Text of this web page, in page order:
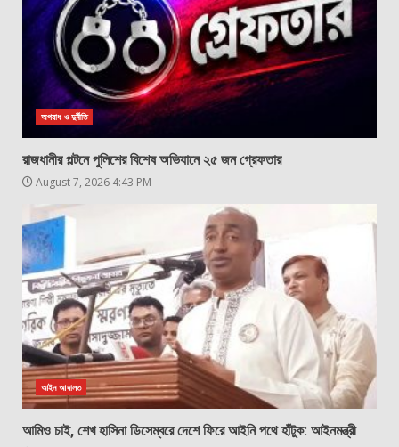
অপরাধ ও দুর্নীতি
রাজধানীর পল্টনে পুলিশের বিশেষ অভিযানে ২৫ জন গ্রেফতার
August 7, 2026 4:43 PM
আইন আদালত
আমিও চাই, শেখ হাসিনা ডিসেম্বরে দেশে ফিরে আইনি পথে হাঁটুক: আইনমন্ত্রী